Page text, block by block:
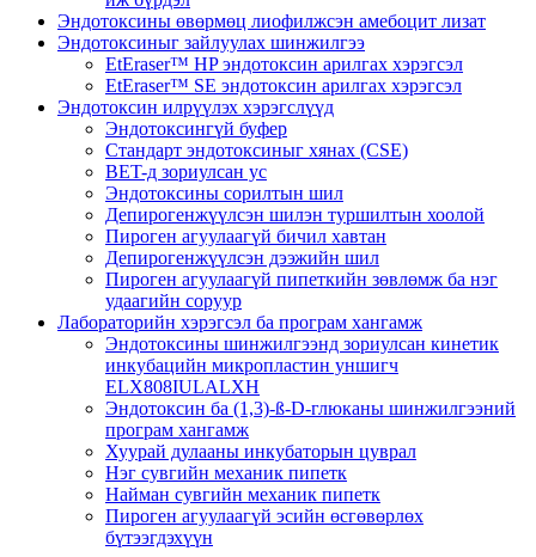
Эндотоксины өвөрмөц лиофилжсэн амебоцит лизат
Эндотоксиныг зайлуулах шинжилгээ
EtEraser™ HP эндотоксин арилгах хэрэгсэл
EtEraser™ SE эндотоксин арилгах хэрэгсэл
Эндотоксин илрүүлэх хэрэгслүүд
Эндотоксингүй буфер
Стандарт эндотоксиныг хянах (CSE)
BET-д зориулсан ус
Эндотоксины сорилтын шил
Депирогенжүүлсэн шилэн туршилтын хоолой
Пироген агуулаагүй бичил хавтан
Депирогенжүүлсэн дээжийн шил
Пироген агуулаагүй пипеткийн зөвлөмж ба нэг
удаагийн соруур
Лабораторийн хэрэгсэл ба програм хангамж
Эндотоксины шинжилгээнд зориулсан кинетик
инкубацийн микропластин уншигч
ELX808IULALXH
Эндотоксин ба (1,3)-ß-D-глюканы шинжилгээний
програм хангамж
Хуурай дулааны инкубаторын цуврал
Нэг сувгийн механик пипетк
Найман сувгийн механик пипетк
Пироген агуулаагүй эсийн өсгөвөрлөх
бүтээгдэхүүн